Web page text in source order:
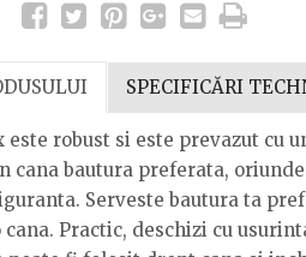
SPECIFICĂRI
robust si este prevazut cu
cana bautura preferata,
Serveste bautura ta
Practic, deschizi cu